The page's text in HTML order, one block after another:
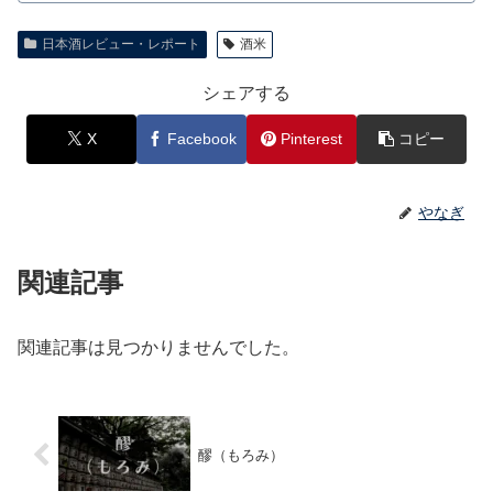
日本酒レビュー・レポート 酒米
シェアする
X Facebook Pinterest コピー
やなぎ
関連記事
関連記事は見つかりませんでした。
醪（もろみ）